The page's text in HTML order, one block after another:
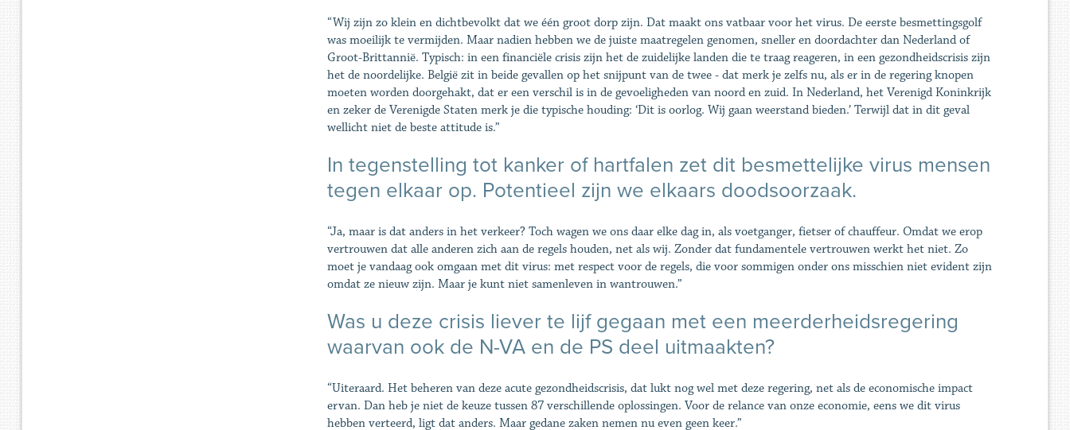
“Wij zijn zo klein en dichtbevolkt dat we één groot dorp zijn. Dat maakt ons vatbaar voor het virus. De eerste besmettingsgolf
was moeilijk te vermijden. Maar nadien hebben we de juiste maatregelen genomen, sneller en doordachter dan Nederland of
Groot-Brittannië. Typisch: in een financiële crisis zijn het de zuidelijke landen die te traag reageren, in een gezondheidscrisis zijn
het de noordelijke. België zit in beide gevallen op het snijpunt van de twee - dat merk je zelfs nu, als er in de regering knopen
moeten worden doorgehakt, dat er een verschil is in de gevoeligheden van noord en zuid. In Nederland, het Verenigd Koninkrijk
en zeker de Verenigde Staten merk je die typische houding: ‘Dit is oorlog. Wij gaan weerstand bieden.’ Terwijl dat in dit geval
wellicht niet de beste attitude is.”
In tegenstelling tot kanker of hartfalen zet dit besmettelijke virus mensen
tegen elkaar op. Potentieel zijn we elkaars doodsoorzaak.
“Ja, maar is dat anders in het verkeer? Toch wagen we ons daar elke dag in, als voetganger, fietser of chauffeur. Omdat we erop
vertrouwen dat alle anderen zich aan de regels houden, net als wij. Zonder dat fundamentele vertrouwen werkt het niet. Zo
moet je vandaag ook omgaan met dit virus: met respect voor de regels, die voor sommigen onder ons misschien niet evident zijn
omdat ze nieuw zijn. Maar je kunt niet samenleven in wantrouwen.”
Was u deze crisis liever te lijf gegaan met een meerderheidsregering
waarvan ook de N-VA en de PS deel uitmaakten?
“Uiteraard. Het beheren van deze acute gezondheidscrisis, dat lukt nog wel met deze regering, net als de economische impact
ervan. Dan heb je niet de keuze tussen 87 verschillende oplossingen. Voor de relance van onze economie, eens we dit virus
hebben verteerd, ligt dat anders. Maar gedane zaken nemen nu even geen keer.”